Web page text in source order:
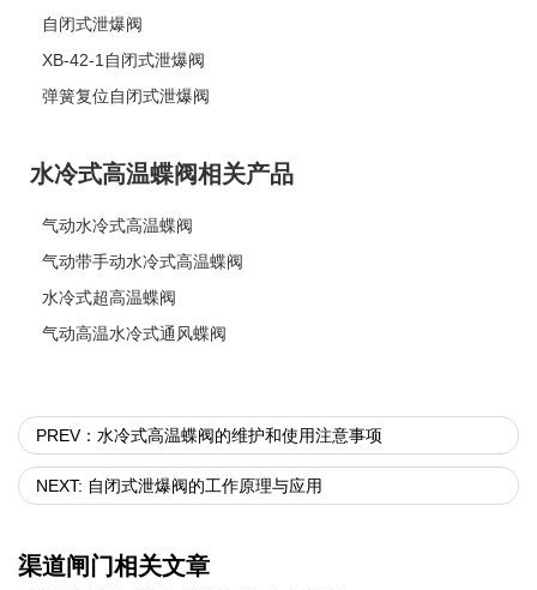
自闭式泄爆阀
XB-42-1自闭式泄爆阀
弹簧复位自闭式泄爆阀
水冷式高温蝶阀相关产品
气动水冷式高温蝶阀
气动带手动水冷式高温蝶阀
水冷式超高温蝶阀
气动高温水冷式通风蝶阀
PREV：水冷式高温蝶阀的维护和使用注意事项
NEXT: 自闭式泄爆阀的工作原理与应用
渠道闸门相关文章